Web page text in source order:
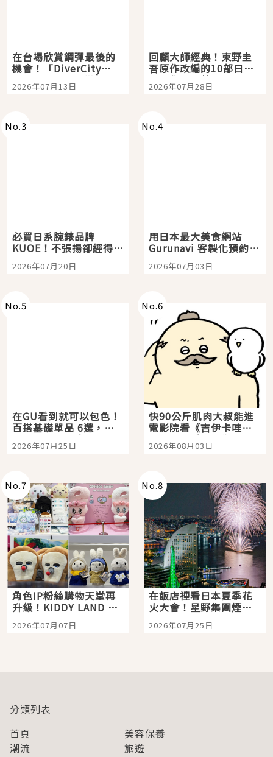
在台場欣賞鋼彈最後的
機會！「DiverCity
Tokyo Plaza」搭船、
購物、美食及夜景，一
2026年07月13日
回顧大師經典！東野圭
吾原作改編的10部日本
影視作品推薦
2026年07月28日
No.3
必買日系腕錶品牌
KUOE！不張揚卻經得起
時間洗鍊的經典之作五
選
2026年07月20日
No.4
用日本最大美食網站
Gurunavi 客製化預約九
大都市餐廳，打造專屬
美食體驗！
2026年07月03日
No.5
在GU看到就可以包色！
百搭基礎單品 6選，閉
眼全收也不心疼
2026年07月25日
No.6
快90公斤肌肉大叔能進
電影院看《吉伊卡哇》
嗎？日本重金屬樂團
「打首」會長與nagano
2026年08月03日
No.7
角色IP粉絲購物天堂再
升級！KIDDY LAND 原
宿店吉伊卡哇迎客，新
開幕 OMOKADO 店3分
2026年07月07日
No.8
在飯店裡看日本夏季花
火大會！星野集團煙火
景觀飯店6選，讓你不用
人擠人悠閒欣賞
2026年07月25日
分類列表
首頁
美容保養
潮流
旅遊